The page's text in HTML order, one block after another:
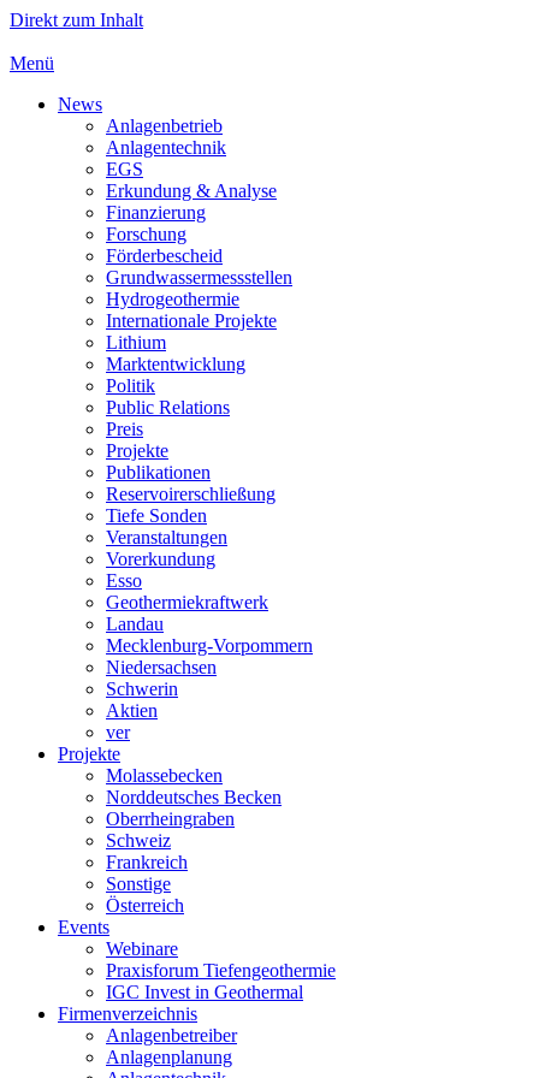
Direkt zum Inhalt
Menü
News
Anlagenbetrieb
Anlagentechnik
EGS
Erkundung & Analyse
Finanzierung
Forschung
Förderbescheid
Grundwassermessstellen
Hydrogeothermie
Internationale Projekte
Lithium
Marktentwicklung
Politik
Public Relations
Preis
Projekte
Publikationen
Reservoirerschließung
Tiefe Sonden
Veranstaltungen
Vorerkundung
Esso
Geothermiekraftwerk
Landau
Mecklenburg-Vorpommern
Niedersachsen
Schwerin
Aktien
ver
Projekte
Molassebecken
Norddeutsches Becken
Oberrheingraben
Schweiz
Frankreich
Sonstige
Österreich
Events
Webinare
Praxisforum Tiefengeothermie
IGC Invest in Geothermal
Firmenverzeichnis
Anlagenbetreiber
Anlagenplanung